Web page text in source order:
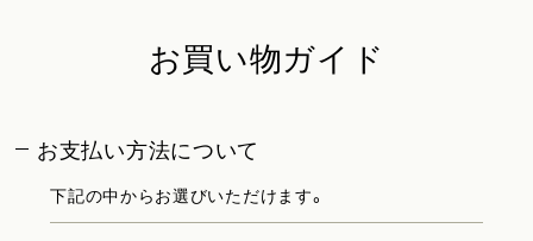
お買い物ガイド
お支払い方法について
下記の中からお選びいただけます。